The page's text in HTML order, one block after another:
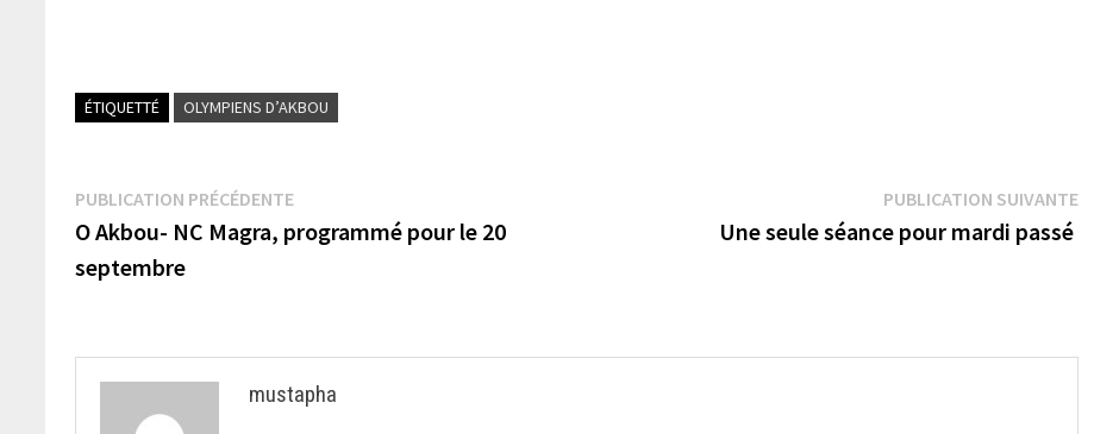
ÉTIQUETTÉ OLYMPIENS D’AKBOU
Navigation
de
l’article
PUBLICATION PRÉCÉDENTEPublication
précédente :
O Akbou- NC Magra, programmé pour le 20
septembre
PUBLICATION SUIVANTE
Une seule séance pour mardi passé
mustapha